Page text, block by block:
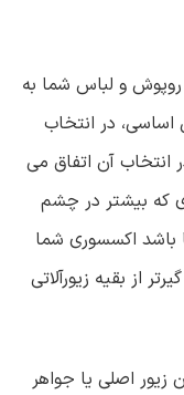
و لباس شما به
در انتخاب
انتخاب آن اتفاق می
که بیشتر در چشم
اکسسوری شما
از بقیه زیورآلاتی
زیور اصلی یا جواهر